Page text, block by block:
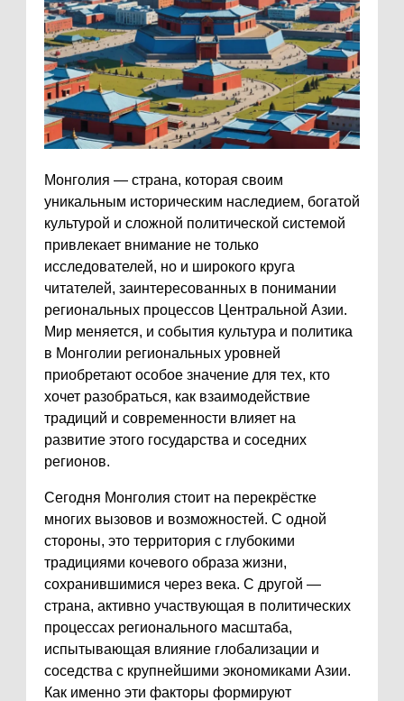
Монголия — страна, которая своим
уникальным историческим наследием, богатой
культурой и сложной политической системой
привлекает внимание не только
исследователей, но и широкого круга
читателей, заинтересованных в понимании
региональных процессов Центральной Азии.
Мир меняется, и события культура и политика
в Монголии региональных уровней
приобретают особое значение для тех, кто
хочет разобраться, как взаимодействие
традиций и современности влияет на
развитие этого государства и соседних
регионов.
Сегодня Монголия стоит на перекрёстке
многих вызовов и возможностей. С одной
стороны, это территория с глубокими
традициями кочевого образа жизни,
сохранившимися через века. С другой —
страна, активно участвующая в политических
процессах регионального масштаба,
испытывающая влияние глобализации и
соседства с крупнейшими экономиками Азии.
Как именно эти факторы формируют